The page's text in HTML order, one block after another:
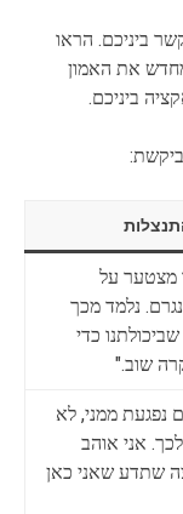
ביניכם. הראו
את האמון
ביניכם.
מצטער על
נלמד מכך
כדי
שוב."
נפגעת ממני, לא
אני אוהב
שתדע שאני כאן